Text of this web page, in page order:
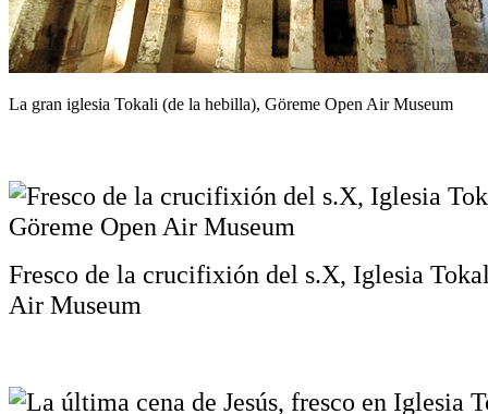
La gran iglesia Tokali (de la hebilla), Göreme Open Air Museum
Fresco de la crucifixión del s.X, Iglesia
Air Museum